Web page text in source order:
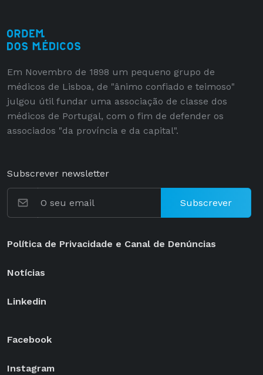
Em Novembro de 1898 um pequeno grupo de
médicos de Lisboa, de "ânimo confiado e teimoso"
julgou útil fundar uma associação de classe dos
médicos de Portugal, com o fim de defender os
associados "da província e da capital".
Subscrever newsletter
Subscrever
Política de Privacidade e Canal de Denúncias
Notícias
Linkedin
Facebook
Instagram